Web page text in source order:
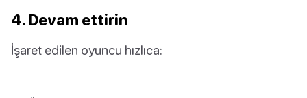
4. Devam ettirin
İşaret edilen oyuncu hızlıca: